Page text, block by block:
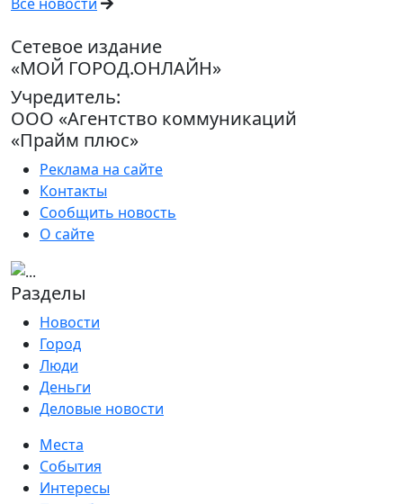
Все новости
Сетевое издание
«МОЙ ГОРОД.ОНЛАЙН»
Учредитель:
ООО «Агентство коммуникаций
«Прайм плюс»
Реклама на сайте
Контакты
Сообщить новость
О сайте
Разделы
Новости
Город
Люди
Деньги
Деловые новости
Места
События
Интересы